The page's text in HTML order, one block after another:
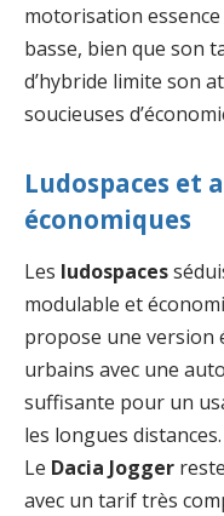
motorisation
basse, bien que son
d’hybride limite son
soucieuses
Ludospaces et
économiques
Les ludospaces
modulable et
propose une version
urbains avec une
suffisante pour un
les longues distances.
Le Dacia Jogger
avec un tarif très